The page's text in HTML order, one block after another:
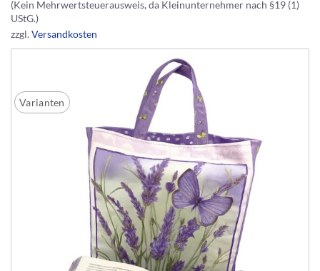
(Kein Mehrwertsteuerausweis, da Kleinunternehmer nach §19 (1)
UStG.)
zzgl.Versandkosten
Varianten